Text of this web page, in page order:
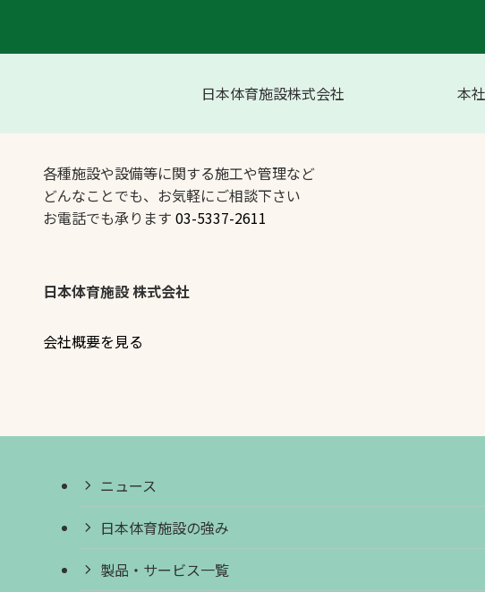
日本体育施設株式会社 本
各種施設や設備等に関する施工や管理など
どんなことでも、お気軽にご相談下さい
お電話でも承ります 03-5337-2611
日本体育施設 株式会社
会社概要を見る
ニュース
日本体育施設の強み
製品・サービス一覧